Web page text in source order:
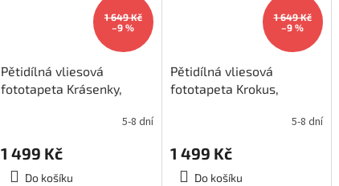
1 649 Kč
–9 %
Pětidílná vliesová
fototapeta Krásenky,
5-8 dní
1 499 Kč
Do košíku
1 649 Kč
–9 %
Pětidílná vliesová
fototapeta Krokus,
5-8 dní
1 499 Kč
Do košíku